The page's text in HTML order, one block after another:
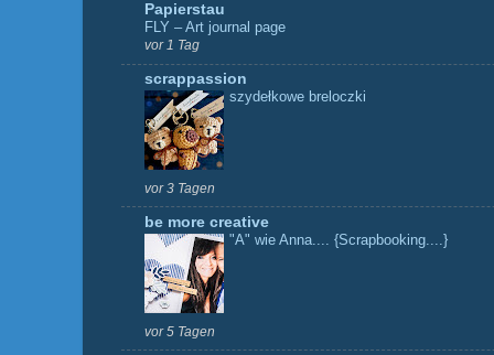
Papierstau
FLY – Art journal page
vor 1 Tag
scrappassion
szydełkowe breloczki
vor 3 Tagen
be more creative
"A" wie Anna.... {Scrapbooking....}
vor 5 Tagen